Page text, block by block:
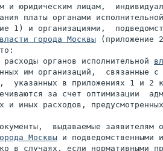
и юридическим лицам,
платы органами
1) и организациями,
власти города Москвы (приложение
расходы органов исполнительной
им организаций,  связанные с
указанных в приложениях 1 и 2
за счет оптимизации
и иных расходов,
выдаваемые заявителям
Москвы и подведомственными
в случаях, если нормативными